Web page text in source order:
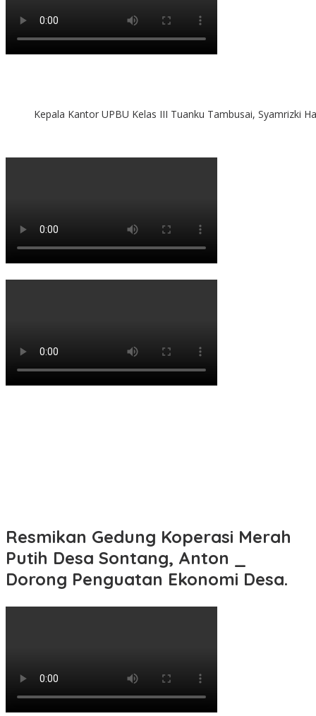
Kepala Kantor UPBU Kelas III Tuanku Tambusai, Syamrizki
Resmikan Gedung Koperasi Merah
Putih Desa Sontang, Anton _
Dorong Penguatan Ekonomi Desa.